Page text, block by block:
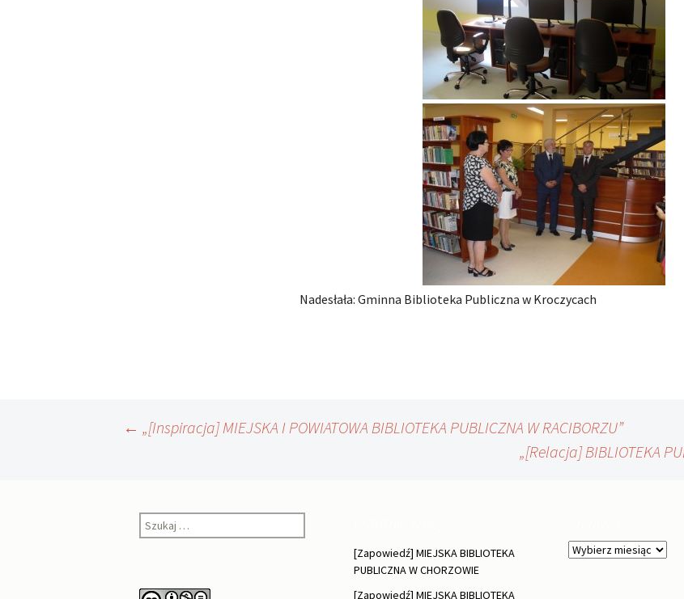
Nadesłała: Gminna Biblioteka Publiczna w Kroczycach
Nawigacja
← „[Inspiracja] MIEJSKA I POWIATOWA BIBLIOTEKA PUBLICZNA W RACIBORZU”
„[Relacja] BIBLIOTEKA
Szukaj:
[Zapowiedź] MIEJSKA BIBLIOTEKA
PUBLICZNA W CHORZOWIE
[Zapowiedź] MIEJSKA BIBLIOTEKA
Archiwa